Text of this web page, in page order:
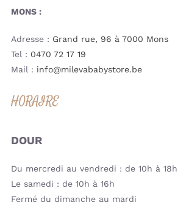
MONS :
Adresse : Grand rue, 96 à 7000 Mons
Tel : 0470 72 17 19
Mail : info@milevababystore.be
HORAIRE
DOUR
Du mercredi au vendredi : de 10h à 18h
Le samedi : de 10h à 16h
Fermé du dimanche au mardi